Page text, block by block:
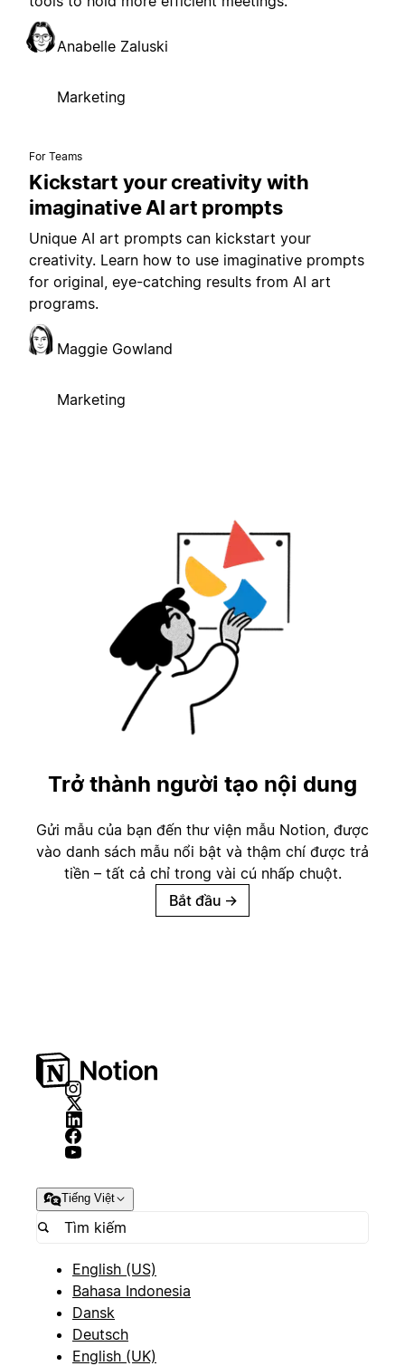
Anabelle Zaluski
Marketing
For Teams
Kickstart your creativity with
imaginative AI art prompts
Unique AI art prompts can kickstart your
creativity. Learn how to use imaginative prompts
for original, eye-catching results from AI art
programs.
Maggie Gowland
Marketing
Trở thành người tạo nội dung
Gửi mẫu của bạn đến thư viện mẫu Notion, được
vào danh sách mẫu nổi bật và thậm chí được trả
tiền – tất cả chỉ trong vài cú nhấp chuột.
Bắt đầu →
Tiếng Việt
English (US)
Bahasa Indonesia
Dansk
Deutsch
English (UK)